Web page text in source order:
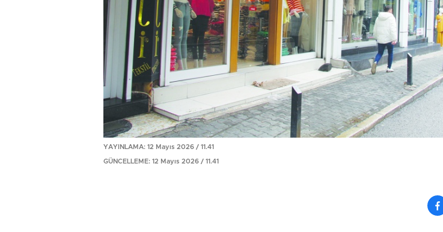
YAYINLAMA: 12 Mayıs 2026 / 11.41
GÜNCELLEME: 12 Mayıs 2026 / 11.41